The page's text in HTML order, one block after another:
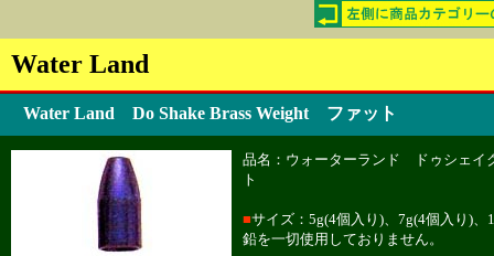
Water Land
Water Land Do Shake Brass Weight ファット
品名：ウォーターランド ドゥシェイ
ト
■サイズ：5g(4個入り)、7g(4個入り)、
鉛を一切使用しておりません。